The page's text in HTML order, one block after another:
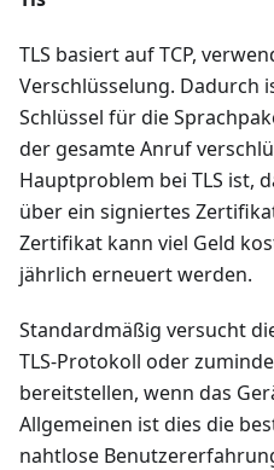
TLS basiert auf TCP,
Verschlüsselung. Dadurch
Schlüssel für die
der gesamte Anruf
Hauptproblem bei TLS ist,
über ein signiertes
Zertifikat kann viel Geld
jährlich erneuert werden.
Standardmäßig versucht
TLS-Protokoll oder
bereitstellen, wenn das
Allgemeinen ist dies die
nahtlose